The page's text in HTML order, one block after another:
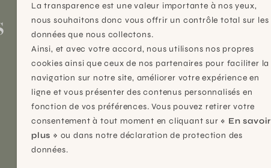
Plan-les-Ouates
À 15mn du centre de Genève
Chemin des Charrotons 25
1228 Plan-les-Ouates (GE)
Suisse
La transparence est une valeur importante à nos yeux,
nous souhaitons donc vous offrir un contrôle total sur les
données que nous collectons.
Ainsi, et avec votre accord, nous utilisons nos propres
cookies ainsi que ceux de nos partenaires pour faciliter la
navigation sur notre site, améliorer votre expérience en
ligne et vous présenter des contenus personnalisés en
fonction de vos préférences. Vous pouvez retirer votre
consentement à tout moment en cliquant sur « En savoir
plus » ou dans notre déclaration de protection des
données.